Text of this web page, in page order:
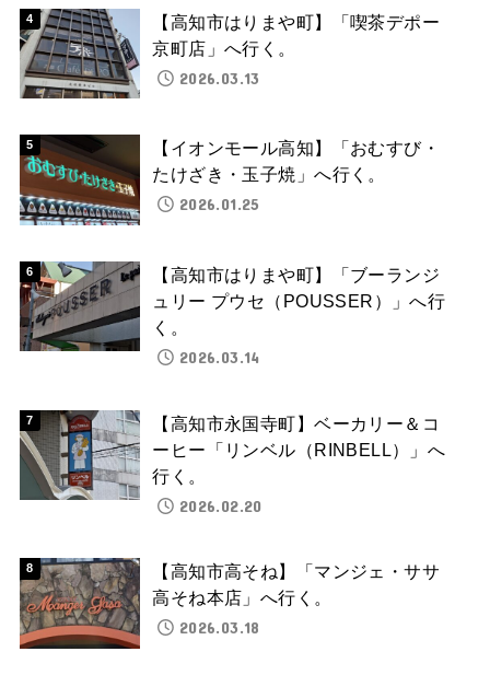
【高知市はりまや町】「喫茶デポー
京町店」へ行く。
2026.03.13
【イオンモール高知】「おむすび・
たけざき・玉子焼」へ行く。
2026.01.25
【高知市はりまや町】「ブーランジ
ュリー プウセ（POUSSER）」へ行
く。
2026.03.14
【高知市永国寺町】ベーカリー＆コ
ーヒー「リンベル（RINBELL）」へ
行く。
2026.02.20
【高知市高そね】「マンジェ・ササ
高そね本店」へ行く。
2026.03.18